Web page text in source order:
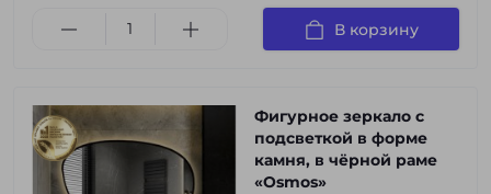
В корзину
Фигурное зеркало с
подсветкой в форме
камня, в чёрной раме
«Osmos»